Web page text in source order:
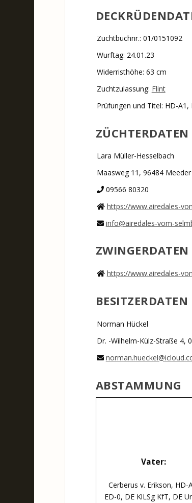
Zuchtbuchnr.: 01/0151092
Wurftag: 24.01.23
Widerristhöhe: 63 cm
Zuchtzulassung: Flint
Prüfungen und Titel: HD-A1,
ZÜCHTERDATEN
Lara Müller-Hesselbach
Maasweg 11, 96484 Meeder
09566 80320
https://www.airedales-
info@airedales-vom-
ZWINGERDATEN
https://www.airedales-
BESITZERDATEN
Norman Hückel
Dr. -Wilhelm-Külz-Straße 4,
ABSTAMMUNG
Vater:
Cerberus v. Erikson, HD-
ED-0, DE KlLSg KfT, DE